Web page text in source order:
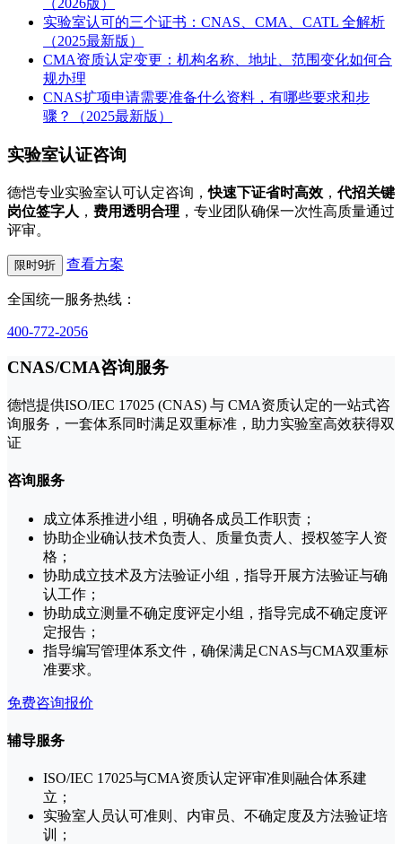
（2026版）
实验室认可的三个证书：CNAS、CMA、CATL 全解析
（2025最新版）
CMA资质认定变更：机构名称、地址、范围变化如何合
规办理
CNAS扩项申请需要准备什么资料，有哪些要求和步
骤？（2025最新版）
实验室认证咨询
德恺专业实验室认可认定咨询，快速下证省时高效 ，代招关键
岗位签字人 ， 费用透明合理 ，专业团队确保一次性高质量通过
评审。
限时9折 查看方案
全国统一服务热线：
400-772-2056
CNAS/CMA咨询服务
德恺提供ISO/IEC 17025 (CNAS) 与 CMA资质认定的一站式咨
询服务，一套体系同时满足双重标准，助力实验室高效获得双
证
咨询服务
成立体系推进小组，明确各成员工作职责；
协助企业确认技术负责人、质量负责人、授权签字人资
格；
协助成立技术及方法验证小组，指导开展方法验证与确
认工作；
协助成立测量不确定度评定小组，指导完成不确定度评
定报告；
指导编写管理体系文件，确保满足CNAS与CMA双重标
准要求。
免费咨询报价
辅导服务
ISO/IEC 17025与CMA资质认定评审准则融合体系建
立；
实验室人员认可准则、内审员、不确定度及方法验证培
训；